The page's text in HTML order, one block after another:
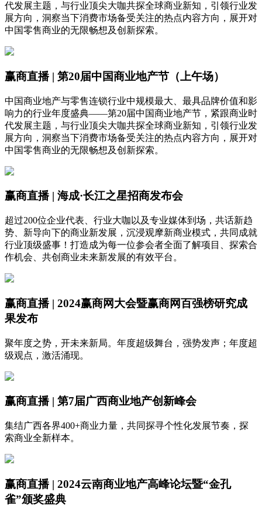
代发展主题，与行业顶尖大咖共探全球商业新知，引领行业发
展方向，洞察当下消费市场备受关注的热点内容方向，展开对
中国零售商业的无限畅想及创新探索。
赢商直播 | 第20届中国商业地产节（上午场）
中国商业地产与零售连锁行业中规模最大、最具品牌价值和影
响力的行业年度盛典——第20届中国商业地产节，紧跟商业时
代发展主题，与行业顶尖大咖共探全球商业新知，引领行业发
展方向，洞察当下消费市场备受关注的热点内容方向，展开对
中国零售商业的无限畅想及创新探索。
赢商直播 | 海成·长江之星招商发布会
超过200位企业代表、行业大咖以及专业媒体到场，共话新趋
势、新导向下的商业新发展，沉浸观摩新商业模式，共同成就
行业顶级盛事！打造成为每一位参会者全面了解项目、探索合
作机会、共创商业未来新发展的有效平台。
赢商直播 | 2024赢商网大会暨赢商网百强榜研究成
果发布
聚年度之势，开未来新局。年度超级舞台，强势发声；年度超
级观点，激活涌现。
赢商直播 | 第7届广西商业地产创新峰会
集结广西各界400+商业力量，共同探寻个性化发展节奏，探
索商业全新样本。
赢商直播 | 2024云南商业地产高峰论坛暨“金孔
雀”颁奖盛典